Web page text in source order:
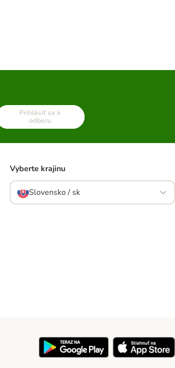
Prihlásiť sa k
odberu
Vyberte krajinu
Slovensko / sk